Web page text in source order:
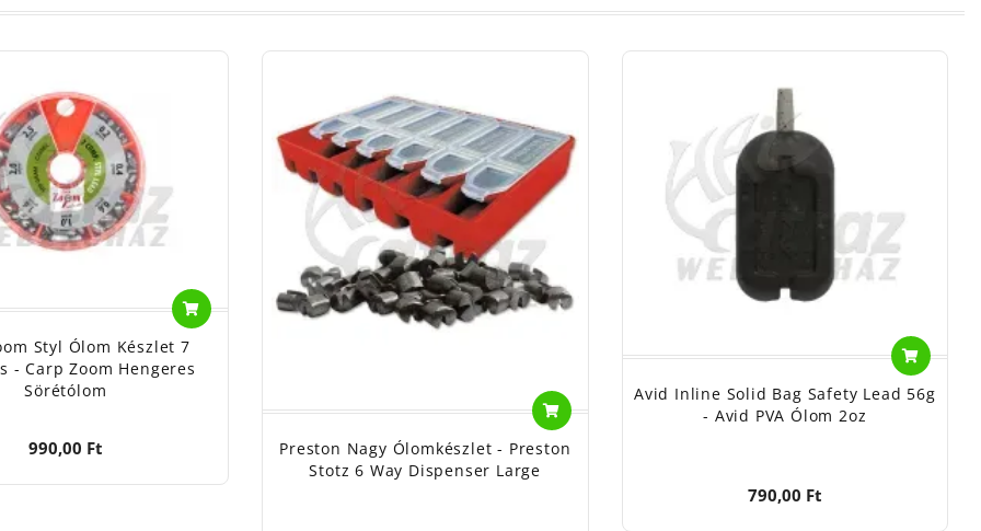
Styl Ólom Készlet 7
- Carp Zoom Hengeres
Sörétólom
990,00 Ft
Preston Nagy Ólomkészlet - Preston
Stotz 6 Way Dispenser Large
Avid Inline Solid Bag Safety Lead 56g
- Avid PVA Ólom 2oz
790,00 Ft